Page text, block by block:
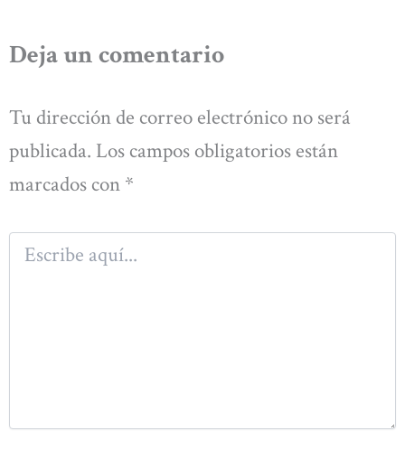
Deja un comentario
Tu dirección de correo electrónico no será
publicada. Los campos obligatorios están
marcados con *
Escribe
aquí...